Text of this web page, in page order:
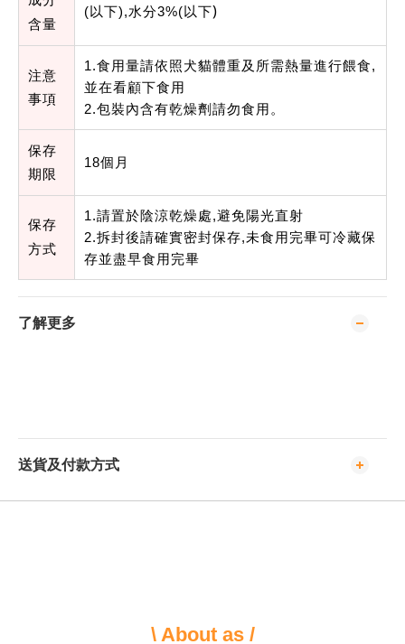
含量
(以下),水分3%(以下)
注意
事項
1.食用量請依照犬貓體重及所需熱量進行餵食,
並在看顧下食用
2.包裝內含有乾燥劑請勿食用。
保存
期限
18個月
保存
方式
1.請置於陰涼乾燥處,避免陽光直射
2.拆封後請確實密封保存,未食用完畢可冷藏保
存並盡早食用完畢
了解更多
送貨及付款方式
\ About as /